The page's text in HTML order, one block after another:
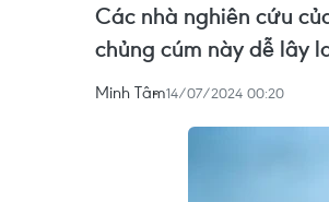
Các nhà nghiên cứu
chủng cúm này dễ lây
Minh Tâm14/07/2024 00:20